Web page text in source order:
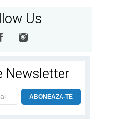
Us
Newsletter
ABONEAZA-TE